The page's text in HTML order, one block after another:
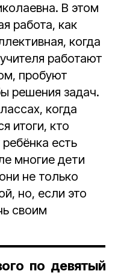
В этом
работа, как
когда
работают
пробуют
решения задач.
когда
итоги, кто
есть
многие дети
не только
но, если это
своим
по девятый